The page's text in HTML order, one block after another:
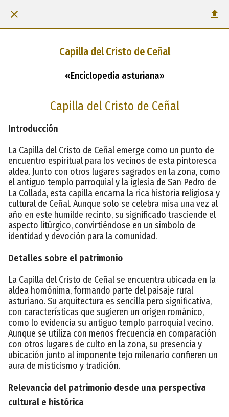
Capilla del Cristo de Ceñal
«Enciclopedia asturiana»
Capilla del Cristo de Ceñal
Introducción
La Capilla del Cristo de Ceñal emerge como un punto de
encuentro espiritual para los vecinos de esta pintoresca
aldea. Junto con otros lugares sagrados en la zona, como
el antiguo templo parroquial y la iglesia de San Pedro de
La Collada, esta capilla encarna la rica historia religiosa y
cultural de Ceñal. Aunque solo se celebra misa una vez al
año en este humilde recinto, su significado trasciende el
aspecto litúrgico, convirtiéndose en un símbolo de
identidad y devoción para la comunidad.
Detalles sobre el patrimonio
La Capilla del Cristo de Ceñal se encuentra ubicada en la
aldea homónima, formando parte del paisaje rural
asturiano. Su arquitectura es sencilla pero significativa,
con características que sugieren un origen románico,
como lo evidencia su antiguo templo parroquial vecino.
Aunque se utiliza con menos frecuencia en comparación
con otros lugares de culto en la zona, su presencia y
ubicación junto al imponente tejo milenario confieren un
aura de misticismo y tradición.
Relevancia del patrimonio desde una perspectiva
cultural e histórica